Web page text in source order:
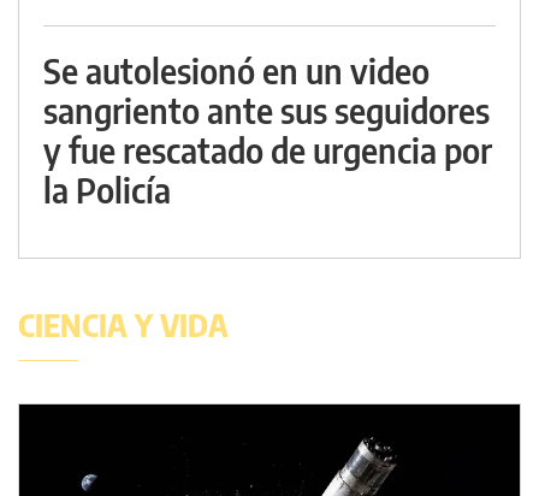
Se autolesionó en un video
sangriento ante sus seguidores
y fue rescatado de urgencia por
la Policía
CIENCIA Y VIDA